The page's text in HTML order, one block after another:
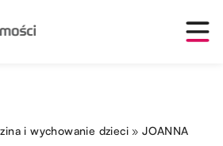
i wychowanie dzieci »JOANNA